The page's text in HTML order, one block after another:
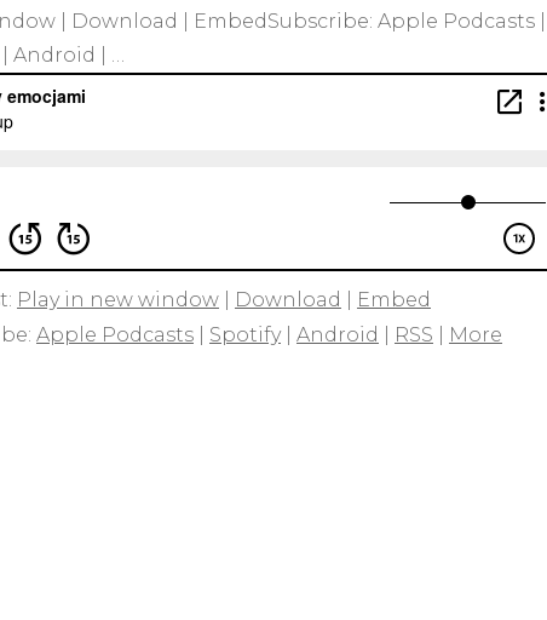
| Download | EmbedSubscribe: Apple Podcasts |
Android | …
Play in new window Download
Embed
Apple Podcasts Spotify| Android RSS More